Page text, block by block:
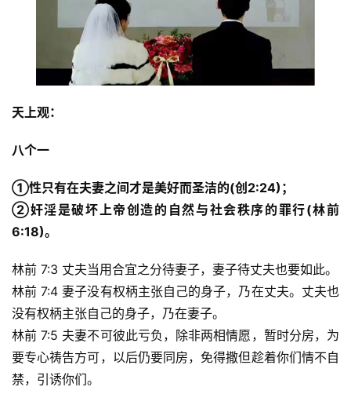
天上观：
八个一
①性只有在夫妻之间才是美好而圣洁的(创2:24)；
②奸淫是破坏上帝创造的自然与社会秩序的罪行(林前
6:18)。
林前 7:4 妻子没有权柄主张自己的身子，乃在丈夫。丈夫也
没有权柄主张自己的身子，乃在妻子。
林前 7:5 夫妻不可彼此亏负，除非两相情愿，暂时分房，为
要专心祷告方可，以后仍要同房，免得撒但趁着你们情不自
禁，引诱你们。